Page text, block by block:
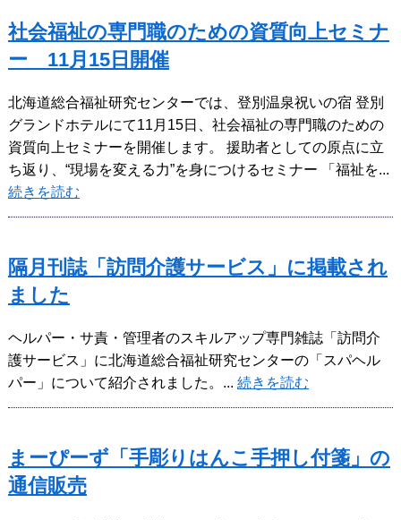
社会福祉の専門職のための資質向上セミナ
ー 11月15日開催
北海道総合福祉研究センターでは、登別温泉祝いの宿 登別
グランドホテルにて11月15日、社会福祉の専門職のための
資質向上セミナーを開催します。 援助者としての原点に立
ち返り、“現場を変える力”を身につけるセミナー 「福祉を...
続きを読む
隔月刊誌「訪問介護サービス」に掲載され
ました
ヘルパー・サ責・管理者のスキルアップ専門雑誌「訪問介
護サービス」に北海道総合福祉研究センターの「スパヘル
パー」について紹介されました。... 続きを読む
まーぴーず「手彫りはんこ手押し付箋」の
通信販売